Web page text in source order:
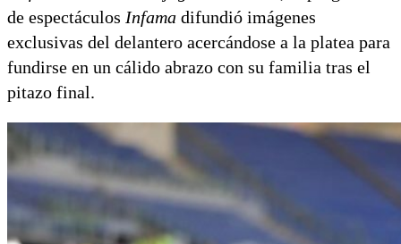
de espectáculos Infama difundió imágenes
exclusivas del delantero acercándose a la platea para
fundirse en un cálido abrazo con su familia tras el
pitazo final.